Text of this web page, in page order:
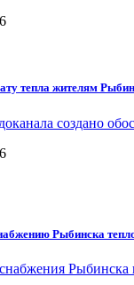
тепла жителям
создано
Рыбинска
Рыбинска